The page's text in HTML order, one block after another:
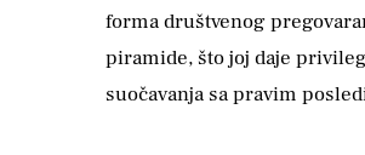
forma društvenog
piramide, što joj daje
suočavanja sa pravim